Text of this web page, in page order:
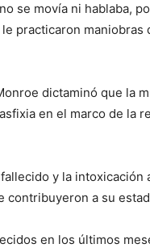
se movía ni hablaba,
practicaron maniobras
dictaminó que la
en el marco de la
y la intoxicación
contribuyeron a su
en los últimos